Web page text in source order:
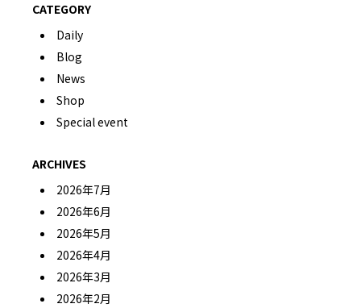
CATEGORY
Daily
Blog
News
Shop
Special event
ARCHIVES
2026年7月
2026年6月
2026年5月
2026年4月
2026年3月
2026年2月